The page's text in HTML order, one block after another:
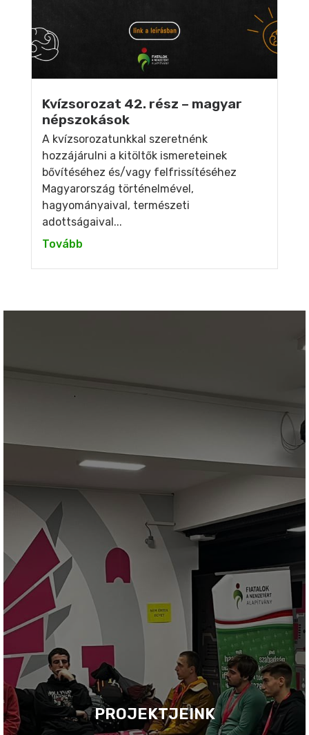
Kvízsorozat 42. rész – magyar
népszokások
A kvízsorozatunkkal szeretnénk
hozzájárulni a kitöltők ismereteinek
bővítéséhez és/vagy felfrissítéséhez
Magyarország történelmével,
hagyományaival, természeti
adottságaival...
Tovább
PROJEKTJEINK